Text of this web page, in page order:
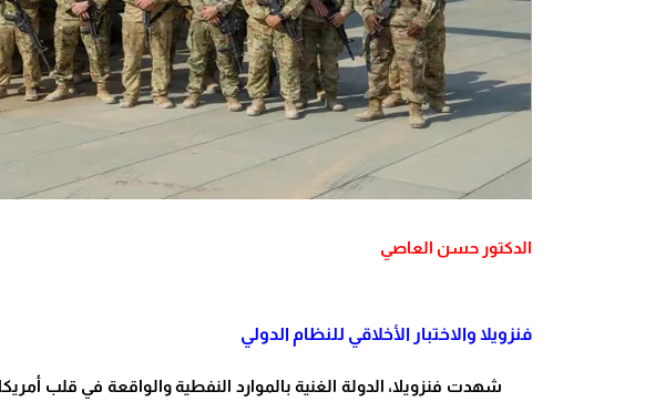
الدكتور حسن العاصي
فنزويلا والاختبار الأخلاقي للنظام الدولي
شهدت فنزويلا، الدولة الغنية بالموارد النفطية والواقعة في قلب أمريكا